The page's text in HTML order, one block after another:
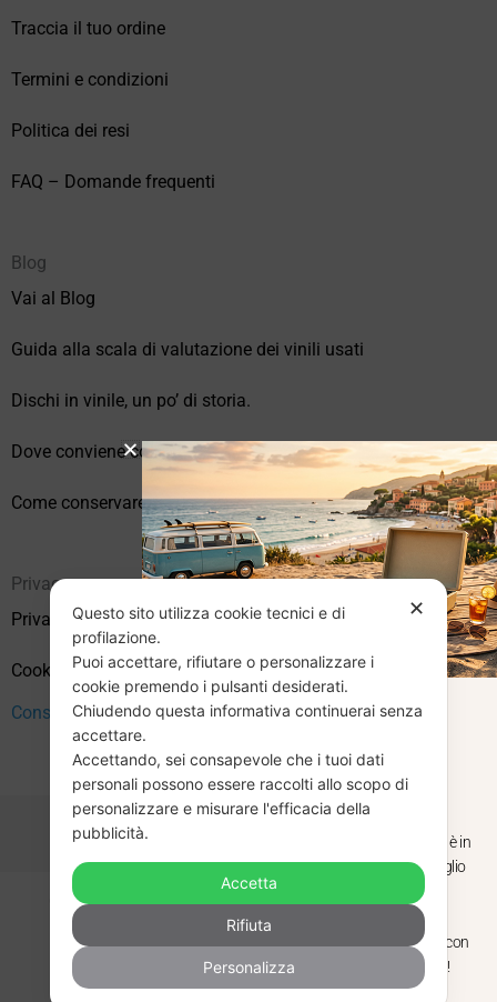
Traccia il tuo ordine
Termini e condizioni
Politica dei resi
FAQ – Domande frequenti
Blog
Vai al Blog
Guida alla scala di valutazione dei vinili usati
Dischi in vinile, un po’ di storia.
Dove conviene comprare vinili online?
Come conservare correttamente i vinili usati
Privacy
Privacy Policy
Cookie Policy (UE)
Consenso
Copyright © 2026 Vendita Vinili Usati | P.IVA 12240940960
NextWebStudio
✕
Questo sito utilizza cookie tecnici e di
profilazione.
Puoi accettare, rifiutare o personalizzare i
cookie premendo i pulsanti desiderati.
Chiudendo questa informativa continuerai senza
accettare.
Accettando, sei consapevole che i tuoi dati
personali possono essere raccolti allo scopo di
personalizzare e misurare l'efficacia della
pubblicità.
Accetta
Rifiuta
Personalizza
CHIUSURA
ESTIVA
Dal 29 luglio al 31 agosto venditaviniliusati.it è in
pausa estiva. Gli ordini ricevuti entro il 29 luglio
saranno spediti regolarmente.
Torniamo il 1 settembre, pronti a riprendere con
nuovi arrivi. Buona estate e buon ascolto!